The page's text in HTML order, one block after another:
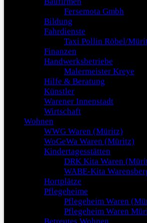
Fersemota Gmbh
Bildung
Fahrdienste
Taxi Pollin Röbel/
Finanzen
Handwerksbetriebe
Malermeister Kreye
Hilfe & Beratung
Künstler
Warener Innenstadt
Wirtschaft
Wohnen
WWG Waren (Müritz)
WoGeWa Waren (Müritz)
Kindertagesstätten
DRK Kita Waren
WABE-Kita
Hortplätze
Pflegeheime
Pflegeheim Waren
Pflegeheim Waren